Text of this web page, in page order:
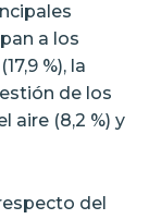
a los
%), la
de los
aire (8,2 %) y
del